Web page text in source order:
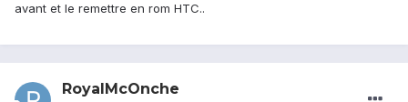
avant et le remettre en rom HTC..
RoyalMcOnche